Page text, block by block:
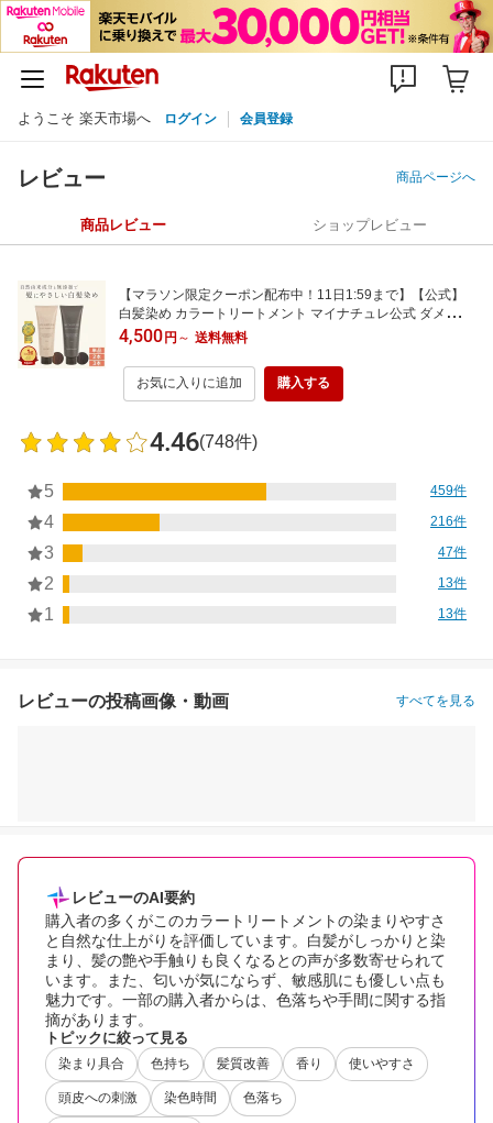
ようこそ 楽天市場へ ログイン 会員登録
レビュー 商品ページへ
商品レビュー ショップレビュー
【マラソン限定クーポン配布中！11日1:59まで】【公式】
白髪染め カラートリートメント マイナチュレ公式 ダメージ
ケア オールインワン ヘアカラー ブラウン トリートメント
女性用 レディース ヘアケア ヘアカラートリートメント 母の
日 白髪 髪染め
4,500円 ～ 送料無料
お気に入りに追加 購入する
4.46(748件)
5 459件
4 216件
3 47件
2 13件
1 13件
レビューの投稿画像・動画 すべてを見る
レビューのAI要約
購入者の多くがこのカラートリートメントの染まりやすさ
と自然な仕上がりを評価しています。白髪がしっかりと染
まり、髪の艶や手触りも良くなるとの声が多数寄せられて
います。また、匂いが気にならず、敏感肌にも優しい点も
魅力です。一部の購入者からは、色落ちや手間に関する指
摘があります。
トピックに絞って見る
染まり具合 色持ち 髪質改善 香り 使いやすさ
頭皮への刺激 染色時間 色落ち